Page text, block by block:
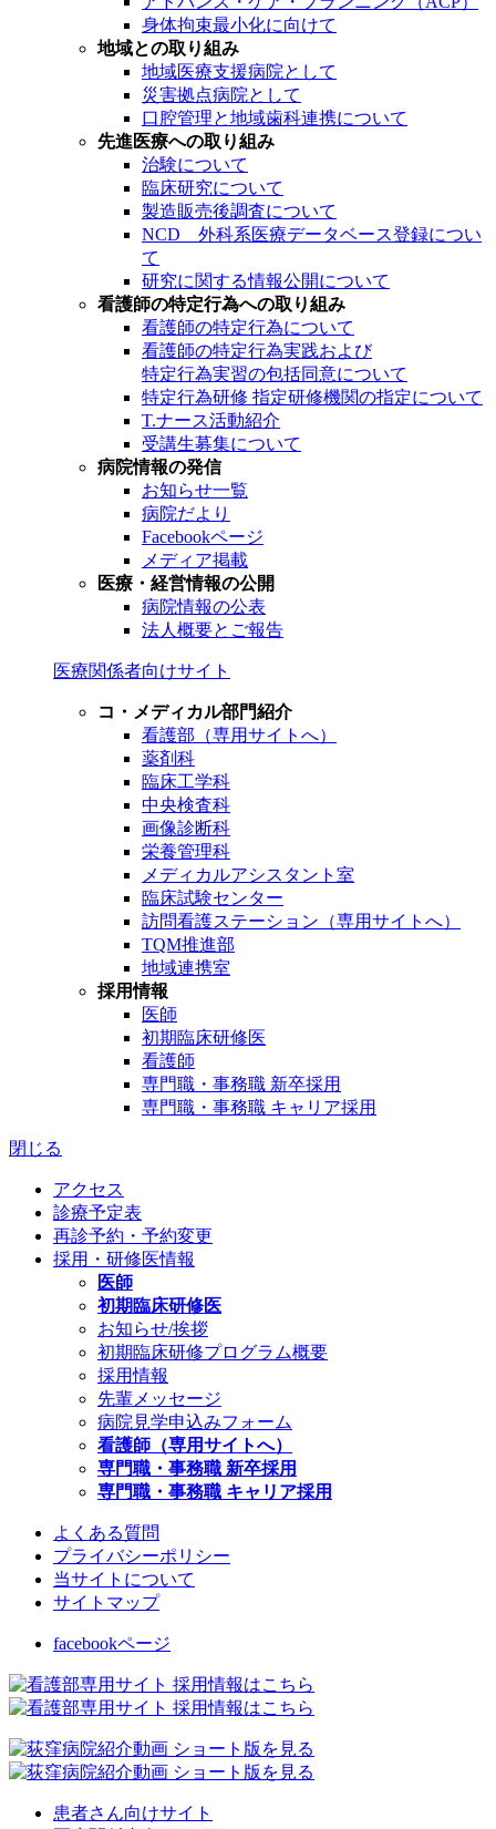
身体拘束最小化に向けて
地域との取り組み
地域医療支援病院として
災害拠点病院として
口腔管理と地域歯科連携について
先進医療への取り組み
治験について
臨床研究について
製造販売後調査について
NCD 外科系医療データベース登録につい
て
研究に関する情報公開について
看護師の特定行為への取り組み
看護師の特定行為について
看護師の特定行為実践および
特定行為実習の包括同意について
特定行為研修 指定研修機関の指定について
T.ナース活動紹介
受講生募集について
病院情報の発信
お知らせ一覧
病院だより
Facebookページ
メディア掲載
医療・経営情報の公開
病院情報の公表
法人概要とご報告
医療関係者向けサイト
コ・メディカル部門紹介
看護部（専用サイトへ）
薬剤科
臨床工学科
中央検査科
画像診断科
栄養管理科
メディカルアシスタント室
臨床試験センター
訪問看護ステーション（専用サイトへ）
TQM推進部
地域連携室
採用情報
医師
初期臨床研修医
看護師
専門職・事務職 新卒採用
専門職・事務職 キャリア採用
閉じる
アクセス
診療予定表
再診予約・予約変更
採用・研修医情報
医師
初期臨床研修医
お知らせ/挨拶
初期臨床研修プログラム概要
採用情報
先輩メッセージ
病院見学申込みフォーム
看護師（専用サイトへ）
専門職・事務職 新卒採用
専門職・事務職 キャリア採用
よくある質問
プライバシーポリシー
当サイトについて
サイトマップ
facebookページ
患者さん向けサイト